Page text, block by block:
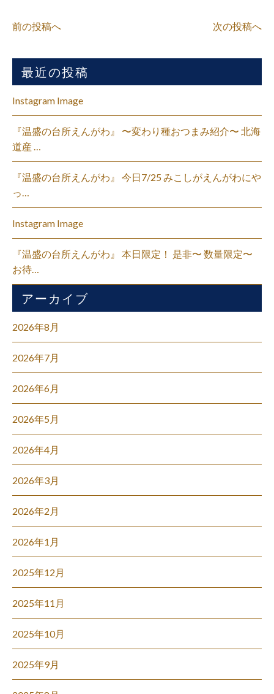
前の投稿へ 次の投稿へ
最近の投稿
Instagram Image
『温盛の台所えんがわ』 〜変わり種おつまみ紹介〜 北海
道産 …
『温盛の台所えんがわ』 今日7/25 みこしがえんがわにや
っ…
Instagram Image
『温盛の台所えんがわ』 本日限定！ 是非〜 数量限定〜
お待…
アーカイブ
2026年8月
2026年7月
2026年6月
2026年5月
2026年4月
2026年3月
2026年2月
2026年1月
2025年12月
2025年11月
2025年10月
2025年9月